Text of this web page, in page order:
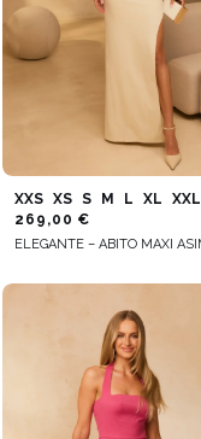
XXS XS S M L XL
XXL
269,00 €